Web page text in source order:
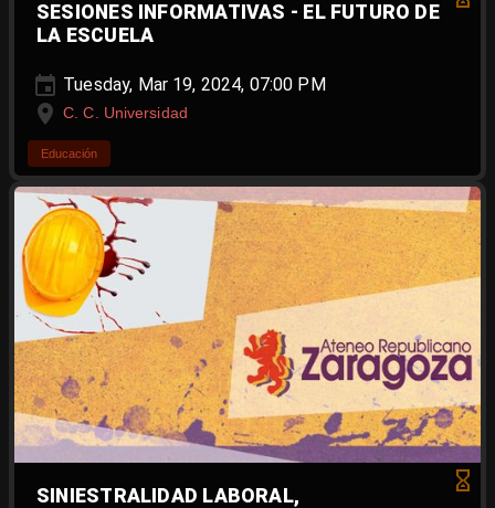
SESIONES INFORMATIVAS - EL FUTURO DE
LA ESCUELA
Tuesday, Mar 19, 2024, 07:00 PM
C. C. Universidad
Educación
SINIESTRALIDAD LABORAL,